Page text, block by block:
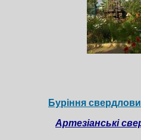
Буріння
Артезіанські